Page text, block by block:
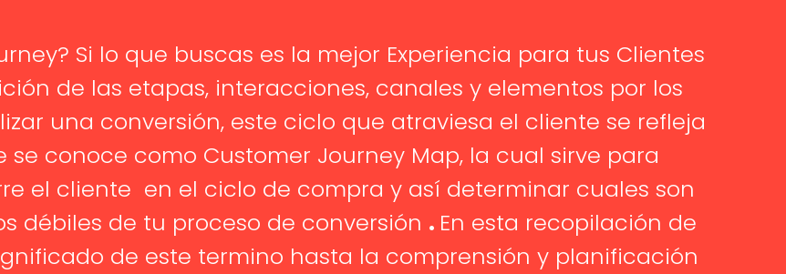
Si lo que buscas es la mejor Experiencia para tus Clientes
de las etapas, interacciones, canales y elementos por los
una conversión, este ciclo que atraviesa el cliente se refleja
conoce como Customer Journey Map, la cual sirve para
el cliente en el ciclo de compra y así determinar cuales son
débiles de tu proceso de conversión . En esta recopilación de
de este termino hasta la comprensión y planificación